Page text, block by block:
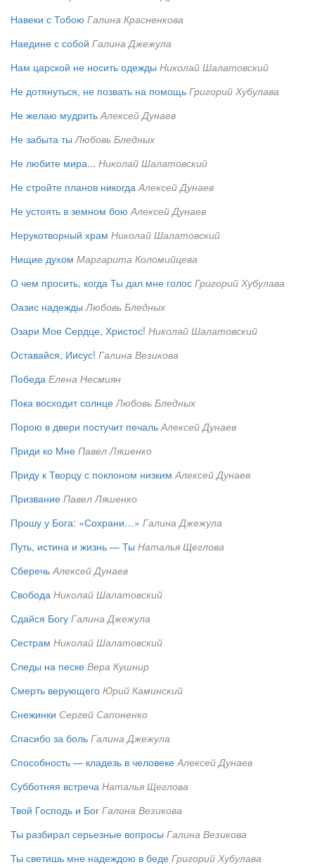
Навеки с Тобою Галина Красненкова
Наедине с собой Галина Джежула
Нам царской не носить одежды Николай Шалатовский
Не дотянуться, не позвать на помощь Григорий Хубулава
Не желаю мудрить Алексей Дунаев
Не забыта ты Любовь Бледных
Не любите мира... Николай Шалатовский
Не стройте планов никогда Алексей Дунаев
Не устоять в земном бою Алексей Дунаев
Нерукотворный храм Николай Шалатовский
Нищие духом Маргарита Коломийцева
О чем просить, когда Ты дал мне голос Григорий Хубулава
Оазис надежды Любовь Бледных
Озари Мое Сердце, Христос! Николай Шалатовский
Оставайся, Иисус! Галина Везикова
Победа Елена Несмиян
Пока восходит солнце Любовь Бледных
Порою в двери постучит печаль Алексей Дунаев
Приди ко Мне Павел Ляшенко
Приду к Творцу с поклоном низким Алексей Дунаев
Призвание Павел Ляшенко
Прошу у Бога: «Сохрани…» Галина Джежула
Путь, истина и жизнь — Ты Наталья Щеглова
Сберечь Алексей Дунаев
Свобода Николай Шалатовский
Сдайся Богу Галина Джежула
Сестрам Николай Шалатовский
Следы на песке Вера Кушнир
Смерть верующего Юрий Каминский
Снежинки Сергей Сапоненко
Спасибо за боль Галина Джежула
Способность — кладезь в человеке Алексей Дунаев
Субботняя встреча Наталья Щеглова
Твой Господь и Бог Галина Везикова
Ты разбирал серьезные вопросы Галина Везикова
Ты светишь мне надеждою в беде Григорий Хубулава